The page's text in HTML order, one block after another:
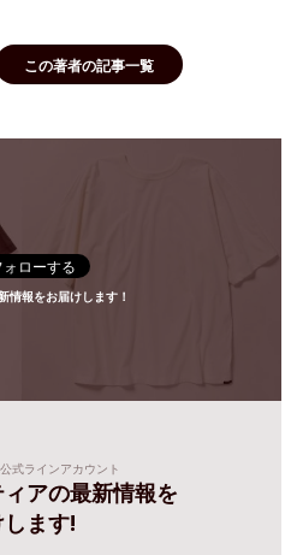
この著者の記事一覧
情報をお届けします！
式ラインアカウント
ィアの最新情報を
ます!